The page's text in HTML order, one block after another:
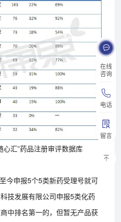
在线
咨询
电话
留言
心汇”药品注册审评数据库
今申报5个5类新药受理号就可
技发展有限公司申报5类化药
中排名第一的，但暂无产品获